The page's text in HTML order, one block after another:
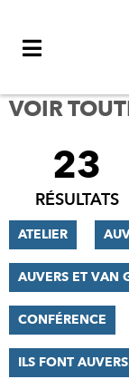
VOIR
FILTRER
RÉSULTATS
23
RÉSULTATS
ATELIER
AUVERS ET VAN
CONFÉRENCE
ILS FONT